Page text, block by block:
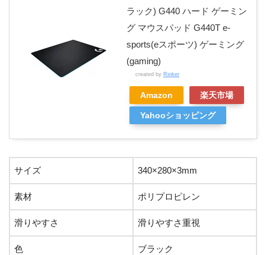
ラック) G440 ハード ゲーミン
グ マウスパッド G440T e-
sports(eスポーツ) ゲーミング
(gaming)
created by Rinker
Amazon 楽天市場
Yahooショッピング
サイズ 340×280×3mm
素材 ポリプロピレン
滑りやすさ 滑りやすさ重視
色 ブラック